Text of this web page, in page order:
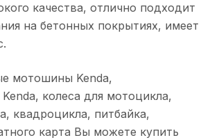
качества, отлично подходит
на бетонных покрытиях, имеет
мотошины Kenda,
колеса для мотоцикла,
квадроцикла, питбайка,
карта Вы можете купить